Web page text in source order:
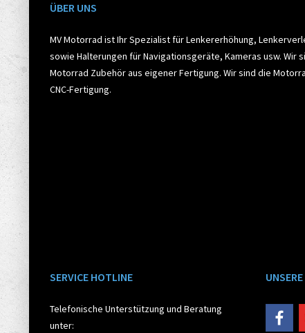
ÜBER UNS
MV Motorrad ist Ihr Spezialist für Lenkererhöhung,
sowie Halterungen für Navigationsgeräte, Kameras usw. Wir
Motorrad Zubehör aus eigener Fertigung. Wir sind die
CNC-Fertigung.
SERVICE HOTLINE
Telefonische Unterstützung und Beratung
unter: